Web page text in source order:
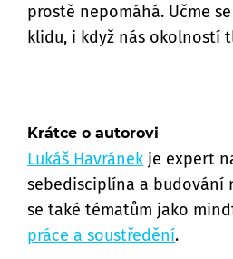
prostě nepomáhá. Učme
klidu, i když nás okolností
Krátce o autorovi
Lukáš Havránek je expert
sebedisciplína a budování
se také tématům jako
práce a soustředění.